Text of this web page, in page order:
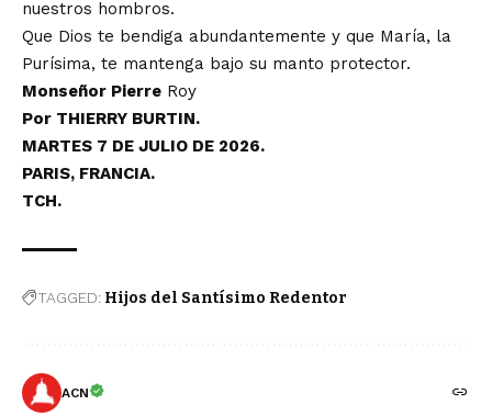
nuestros hombros.
Que Dios te bendiga abundantemente y que María, la
Purísima, te mantenga bajo su manto protector.
Monseñor Pierre Roy
Por THIERRY BURTIN.
MARTES 7 DE JULIO DE 2026.
PARIS, FRANCIA.
TCH.
TAGGED: Hijos del Santísimo Redentor
ACN